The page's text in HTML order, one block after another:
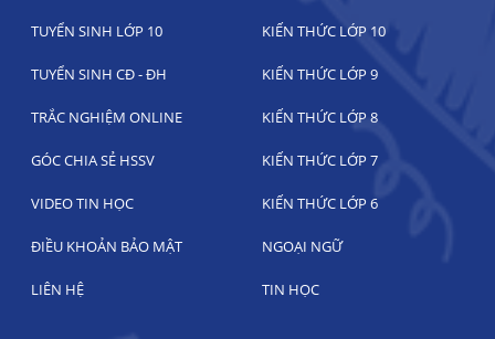
TUYỂN SINH LỚP 10 KIẾN THỨC LỚP 10
TUYỂN SINH CĐ - ĐH KIẾN THỨC LỚP 9
TRẮC NGHIỆM ONLINE KIẾN THỨC LỚP 8
GÓC CHIA SẺ HSSV KIẾN THỨC LỚP 7
VIDEO TIN HỌC KIẾN THỨC LỚP 6
ĐIỀU KHOẢN BẢO MẬT NGOẠI NGỮ
LIÊN HỆ TIN HỌC